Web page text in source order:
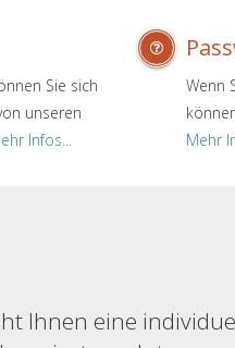
Sie sich
unseren
Infos...
Wenn
Mehr
Ihnen eine